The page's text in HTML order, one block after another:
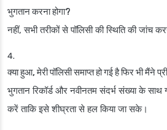
भुगतान करना होगा?
नहीं, सभी तरीकों से पॉलिसी की स्थिति की जांच
क्या हुआ, मेरी पॉलिसी समाप्त हो गई है फिर भी मैंने
भुगतान रिकॉर्ड और नवीनतम संदर्भ संख्या के साथ
करें ताकि इसे शीघ्रता से हल किया जा सके।